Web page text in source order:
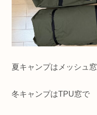
夏キャンプはメッシュ窓
冬キャンプはTPU窓で